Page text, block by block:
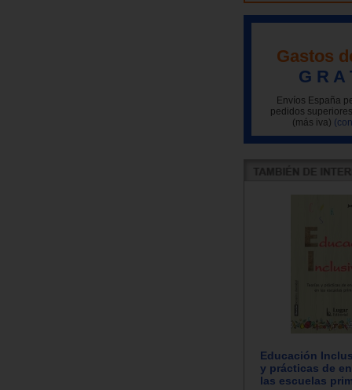
Gastos
G R A
Envíos España
pedidos
(más iva)
Educación
y prácticas de
las escuelas